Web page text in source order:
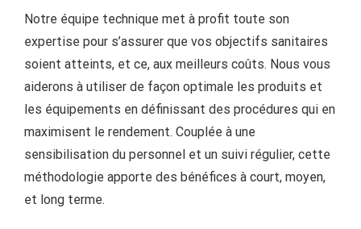
Notre équipe technique met à profit toute son
expertise pour s’assurer que vos objectifs sanitaires
soient atteints, et ce, aux meilleurs coûts. Nous vous
aiderons à utiliser de façon optimale les produits et
les équipements en définissant des procédures qui en
maximisent le rendement. Couplée à une
sensibilisation du personnel et un suivi régulier, cette
méthodologie apporte des bénéfices à court, moyen,
et long terme.